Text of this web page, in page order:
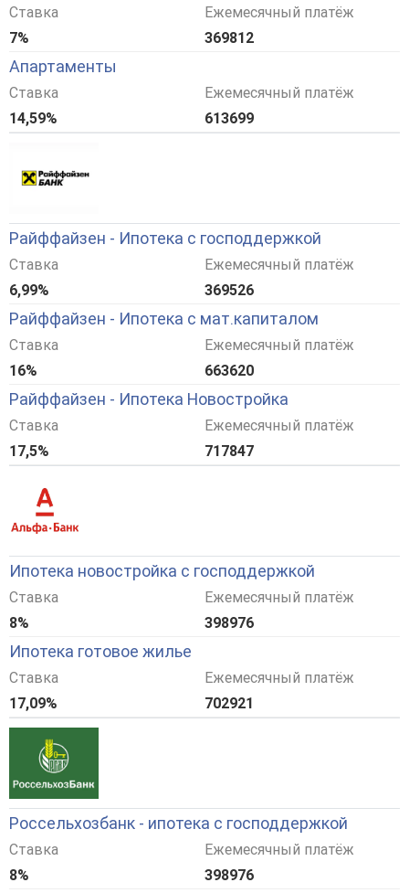
Ставка
7%
Ежемесячный платёж
369812
Апартаменты
Ставка
14,59%
Ежемесячный платёж
613699
Райффайзен - Ипотека с господдержкой
Ставка
6,99%
Ежемесячный платёж
369526
Райффайзен - Ипотека с мат.капиталом
Ставка
16%
Ежемесячный платёж
663620
Райффайзен - Ипотека Новостройка
Ставка
17,5%
Ежемесячный платёж
717847
Ипотека новостройка с господдержкой
Ставка
8%
Ежемесячный платёж
398976
Ипотека готовое жилье
Ставка
17,09%
Ежемесячный платёж
702921
Россельхозбанк - ипотека с господдержкой
Ставка
8%
Ежемесячный платёж
398976